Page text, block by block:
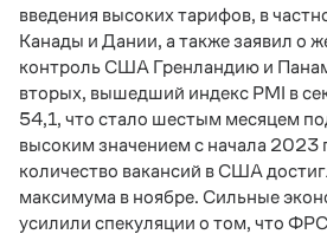
введения высоких тарифов, в
Канады и Дании, а также заявил о
контроль США Гренландию и
вторых, вышедший индекс PMI в
54,1, что стало шестым месяцем
высоким значением с начала 2023
количество вакансий в США
максимума в ноябре. Сильные
усилили спекуляции о том, что